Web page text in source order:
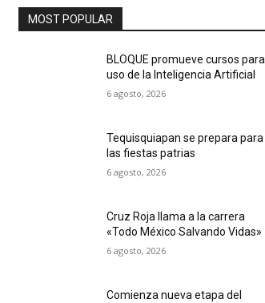
MOST POPULAR
BLOQUE promueve cursos para
uso de la Inteligencia Artificial
6 agosto, 2026
Tequisquiapan se prepara para
las fiestas patrias
6 agosto, 2026
Cruz Roja llama a la carrera
«Todo México Salvando Vidas»
6 agosto, 2026
Comienza nueva etapa del